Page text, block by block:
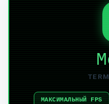
МАКСИМАЛЬНЫЙ FPS